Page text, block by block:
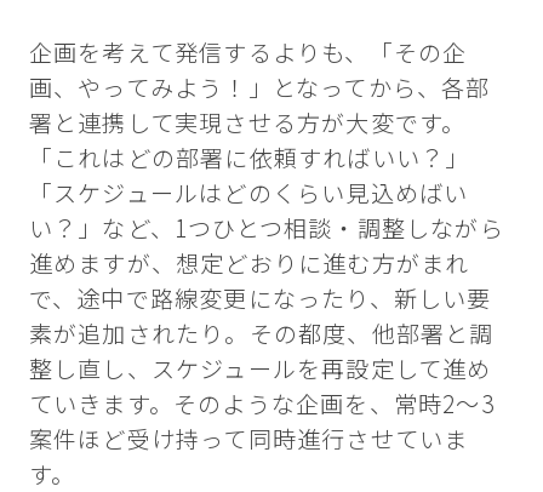
企画を考えて発信するよりも、「その企
画、やってみよう！」となってから、各部
署と連携して実現させる方が大変です。
「これはどの部署に依頼すればいい？」
「スケジュールはどのくらい見込めばい
い？」など、1つひとつ相談・調整しながら
進めますが、想定どおりに進む方がまれ
で、途中で路線変更になったり、新しい要
素が追加されたり。その都度、他部署と調
整し直し、スケジュールを再設定して進め
ていきます。そのような企画を、常時2～3
案件ほど受け持って同時進行させていま
す。